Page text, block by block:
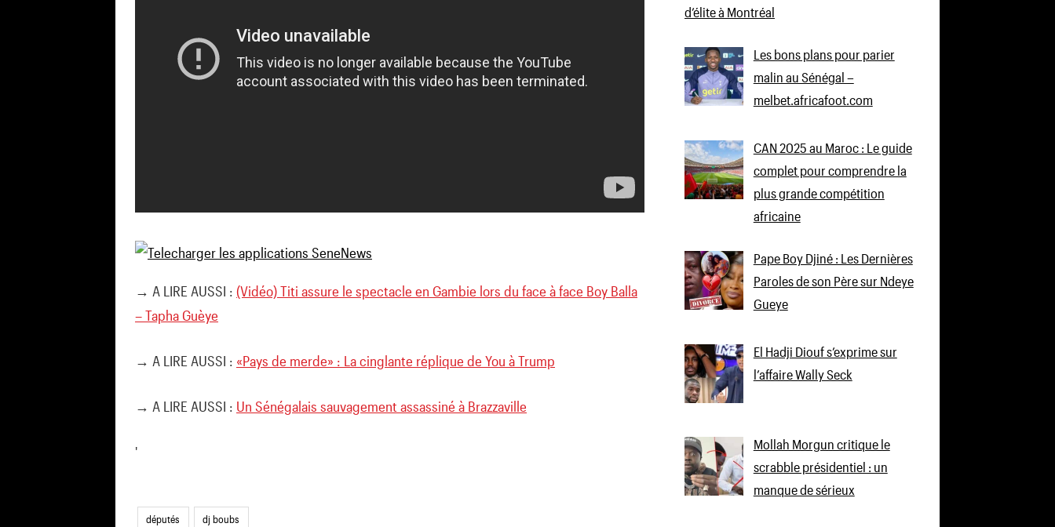
→ A LIRE AUSSI : (Vidéo) Titi assure le spectacle en Gambie lors du face à face Boy Balla
– Tapha Guèye
→ A LIRE AUSSI : «Pays de merde» : La cinglante réplique de You à Trump
→ A LIRE AUSSI : Un Sénégalais sauvagement assassiné à Brazzaville
'
députés dj boubs
d’élite à Montréal
Les bons plans pour parier
malin au Sénégal –
melbet.africafoot.com
CAN 2025 au Maroc : Le guide
complet pour comprendre la
plus grande compétition
africaine
Pape Boy Djiné : Les Dernières
Paroles de son Père sur Ndeye
Gueye
El Hadji Diouf s’exprime sur
l’affaire Wally Seck
Mollah Morgun critique le
scrabble présidentiel : un
manque de sérieux